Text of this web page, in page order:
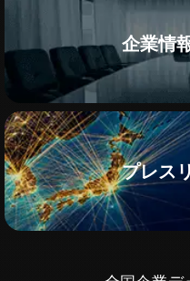
企業情
プレス